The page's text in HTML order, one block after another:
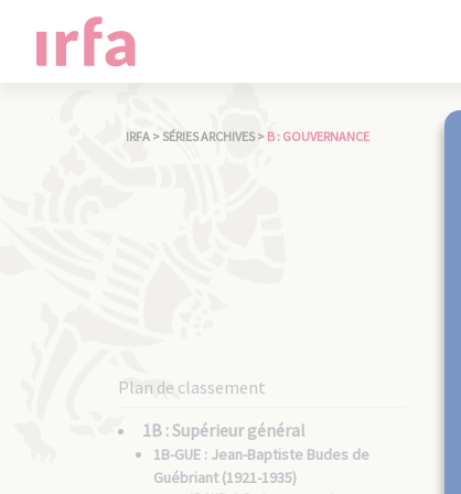
IRFA >SÉRIES ARCHIVES > B : GOUVERNANCE
Plan de classement
1B : Supérieur général
1B-GUE : Jean-Baptiste Budes de
Guébriant (1921-1935)